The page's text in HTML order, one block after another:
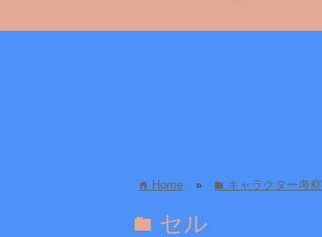
home Home » folder キャラクター考察
folder セル